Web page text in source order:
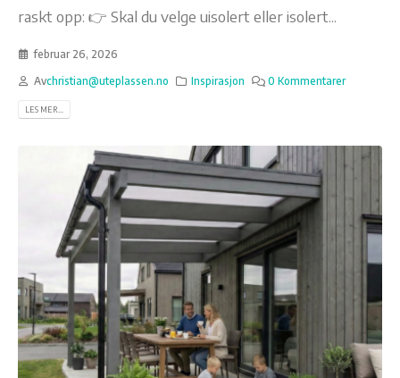
raskt opp: 👉 Skal du velge uisolert eller isolert...
februar 26, 2026
Avchristian@uteplassen.no Inspirasjon 0 Kommentarer
LES MER...